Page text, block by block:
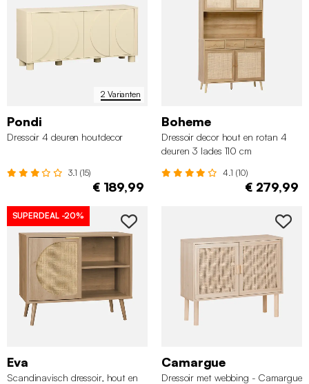
2 Varianten
Pondi
Dressoir 4 deuren houtdecor
3.1 (15)
€ 189,99
Boheme
Dressoir decor hout en rotan 4
deuren 3 lades 110 cm
4.1 (10)
€ 279,99
SUPERDEAL -20%
Eva
Scandinavisch dressoir, hout en
Camargue
Dressoir met webbing - Camargue